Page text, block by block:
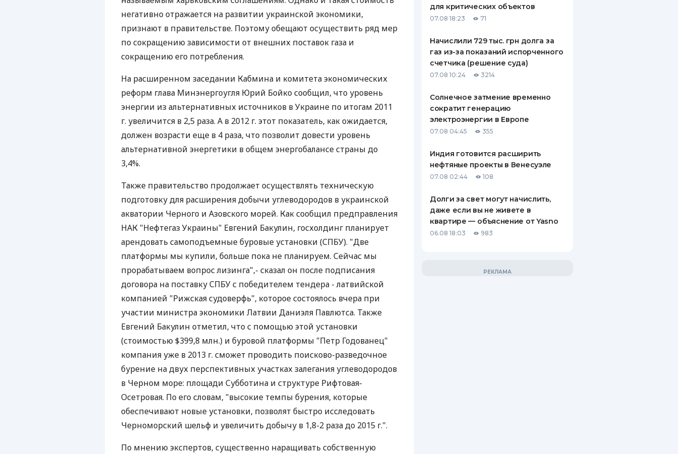
ЕЖЕМЕСЯЧНЫЙ ОБЗОР
КЕШБЭКА
ПУТЕВОДИТЕЛИ ПО
ПУТЕВОДИТЕЛИ ПО
ВСЕ СТРАХОВЫЕ ПОЛИСЫ
СТРАХОВЫЕ КОМПАНИИ
КОМПАНИЯХ
негативно отражается на развитии украинской экономики,
признают в правительстве. Поэтому обещают осуществить ряд мер
по сокращению зависимости от внешних поставок газа и
сокращению его потребления.
На расширенном заседании Кабмина и комитета экономических
реформ глава Минэнергоугля Юрий Бойко сообщил, что уровень
энергии из альтернативных источников в Украине по итогам 2011
г. увеличится в 2,5 раза. А в 2012 г. этот показатель, как ожидается,
должен возрасти еще в 4 раза, что позволит довести уровень
альтернативной энергетики в общем энергобалансе страны до
3,4%.
Также правительство продолжает осуществлять техническую
подготовку для расширения добычи углеводородов в украинской
акватории Черного и Азовского морей. Как сообщил предправления
НАК "Нефтегаз Украины" Евгений Бакулин, госхолдинг планирует
арендовать самоподъемные буровые установки (СПБУ). "Две
платформы мы купили, больше пока не планируем. Сейчас мы
прорабатываем вопрос лизинга",- сказал он после подписания
договора на поставку СПБУ с победителем тендера - латвийской
компанией "Рижская судоверфь", которое состоялось вчера при
участии министра экономики Латвии Даниэля Павлютса. Также
Евгений Бакулин отметил, что с помощью этой установки
(стоимостью $399,8 млн.) и буровой платформы "Петр Годованец"
компания уже в 2013 г. сможет проводить поисково-разведочное
бурение на двух перспективных участках залегания углеводородов
в Черном море: площади Субботина и структуре Рифтовая-
Осетровая. По его словам, "высокие темпы бурения, которые
обеспечивают новые установки, позволят быстро исследовать
Черноморский шельф и увеличить добычу в 1,8-2 раза до 2015 г.".
По мнению экспертов, существенно наращивать собственную
для критических объектов
07.08 18:23 71
Начислили 729 тыс. грн долга за
газ из-за показаний испорченного
счетчика (решение суда)
07.08 10:24 3214
Солнечное затмение временно
сократит генерацию
электроэнергии в Европе
07.08 04:45 355
Индия готовится расширить
нефтяные проекты в Венесуэле
07.08 02:44 108
Долги за свет могут начислить,
даже если вы не живете в
квартире — объяснение от Yasno
06.08 18:03 983